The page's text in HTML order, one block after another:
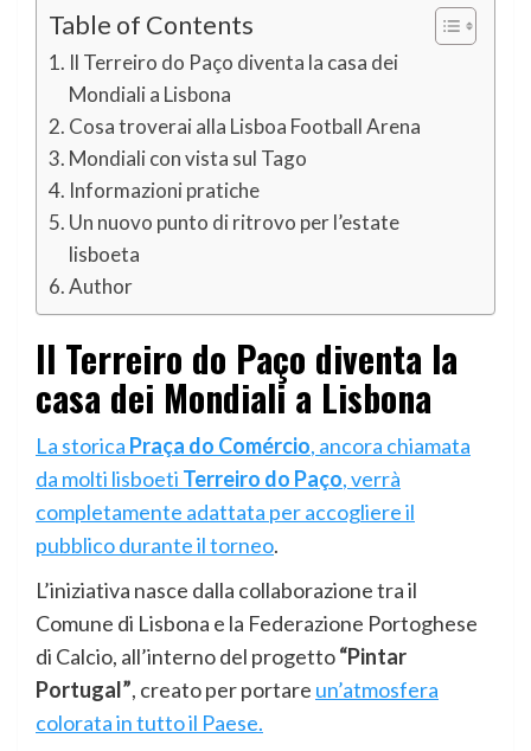
Table of Contents
Il Terreiro do Paço diventa la casa dei
Mondiali a Lisbona
Cosa troverai alla Lisboa Football Arena
Mondiali con vista sul Tago
Informazioni pratiche
Un nuovo punto di ritrovo per l’estate
lisboeta
Author
Il Terreiro do Paço diventa la
casa dei Mondiali a Lisbona
La storica Praça do Comércio, ancora chiamata
da molti lisboeti Terreiro do Paço, verrà
completamente adattata per accogliere il
pubblico durante il torneo.
L’iniziativa nasce dalla collaborazione tra il
Comune di Lisbona e la Federazione Portoghese
di Calcio, all’interno del progetto“Pintar
Portugal”, creato per portare un’atmosfera
colorata in tutto il Paese.